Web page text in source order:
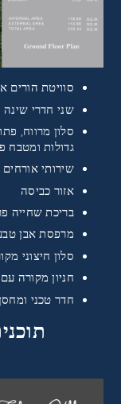
סוויטת
שני חדרי
סלון מרווח,
גדולות ומטבח
שירותי אורחים
אזור כביסה
בריכת שחייה
מרפסת אבן
סלון חיצוני
חניון מקורה
חדר טכני